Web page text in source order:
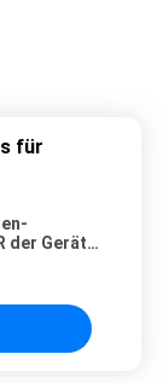
für
der Gerät-